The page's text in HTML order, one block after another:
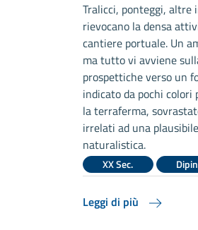
Tralicci, ponteggi,
rievocano la densa
cantiere portuale. Un
ma tutto vi avviene
prospettiche verso un
indicato da pochi colori
la terraferma,
irrelati ad una
naturalistica.
XX Sec.
Leggi di più